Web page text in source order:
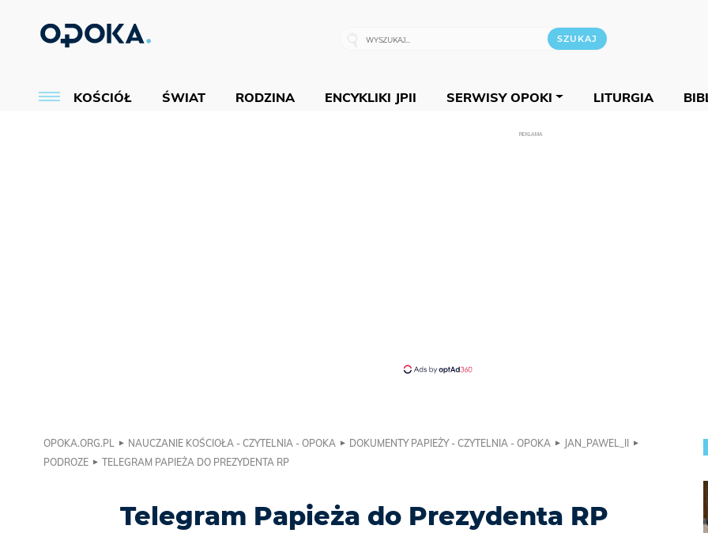
KOŚCIÓŁ ŚWIAT RODZINA ENCYKLIKI JPII SERWISY OPOKI LITURGIA
REKLAMA
OPOKA.ORG.PL NAUCZANIE KOŚCIOŁA - CZYTELNIA - OPOKA DOKUMENTY PAPIEŻY - CZYTELNIA - OPOKA
JAN_PAWEL_II
PODROZE
TELEGRAM PAPIEŻA DO PREZYDENTA RP
Telegram Papieża do Prezydenta RP